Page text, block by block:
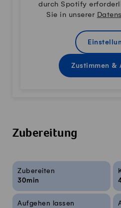
durch Spotify
Sie in unserer
Zustimmen &
Zubereitung
Rezeptinfos
Zubereiten
30min
Aufgehen lassen